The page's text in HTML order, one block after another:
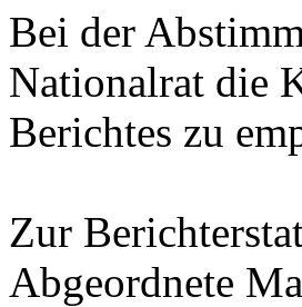
Bei der
Nationalrat die
Berichtes zu
Zur
Abgeordnete